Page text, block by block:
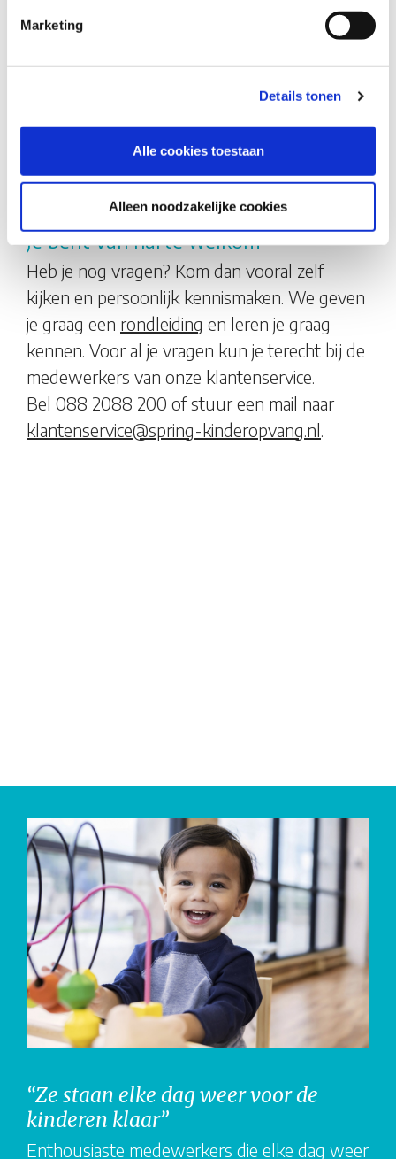
Marketing
Details tonen
Alle cookies toestaan
Alleen noodzakelijke cookies
die ruimte biedt voor aanpassing op het ritme
van je baby. Wordt je kind al wat groter, dan
gaat het meer uitdaging zoeken en bieden wij
met speciale activiteiten (gelijk aan onze
peuteropvang) een goede voorbereiding op
de basisschool. Spelen en ontwikkelen
gebeurt bij ons àltijd aan de hand vanSpring
Actief of een VVE-methode.
Je bent van harte welkom
Heb je nog vragen? Kom dan vooral zelf
kijken en persoonlijk kennismaken. We geven
je graag een rondleiding en leren je graag
kennen. Voor al je vragen kun je terecht bij de
medewerkers van onze klantenservice.
Bel 088 2088 200 of stuur een mail naar
klantenservice@spring-kinderopvang.nl
“Ze staan elke dag weer voor de
kinderen klaar”
Enthousiaste medewerkers die elke dag weer